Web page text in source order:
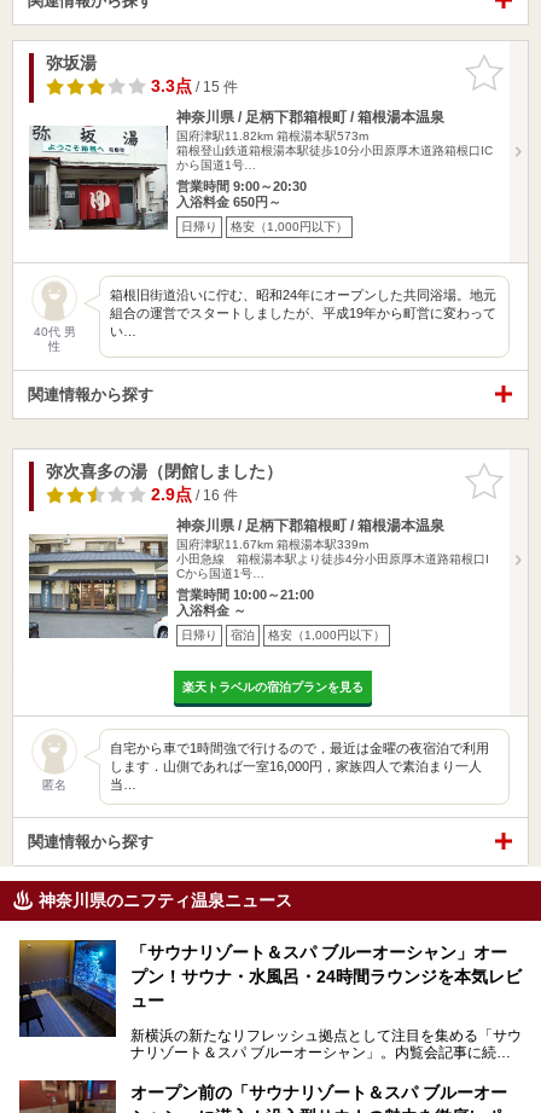
お気に入
りに追加
弥坂湯
3.3点/ 15 件
神奈川県 / 足柄下郡箱根町 / 箱根湯本温泉
国府津駅11.82km 箱根湯本駅573m
箱根登山鉄道箱根湯本駅徒歩10分小田原厚木道路箱根口IC
から国道1号…
営業時間 9:00～20:30
入浴料金 650円～
日帰り 格安（1,000円以下）
40代 男
性
箱根旧街道沿いに佇む、昭和24年にオープンした共同浴場。地元
組合の運営でスタートしましたが、平成19年から町営に変わって
い…
関連情報から探す
お気に入
りに追加
弥次喜多の湯（閉館しました）
2.9点/ 16 件
神奈川県 / 足柄下郡箱根町 / 箱根湯本温泉
国府津駅11.67km 箱根湯本駅339m
小田急線 箱根湯本駅より徒歩4分小田原厚木道路箱根口I
Cから国道1号…
営業時間 10:00～21:00
入浴料金 ～
日帰り 宿泊 格安（1,000円以下）
楽天トラベルの宿泊プランを見る
匿名
自宅から車で1時間強で行けるので，最近は金曜の夜宿泊で利用
します．山側であれば一室16,000円，家族四人で素泊まり一人
当…
関連情報から探す
神奈川県のニフティ温泉ニュース
「サウナリゾート＆スパ ブルーオーシャン」オー
プン！サウナ・水風呂・24時間ラウンジを本気レビ
ュー
新横浜の新たなリフレッシュ拠点として注目を集める「サウ
ナリゾート＆スパ ブルーオーシャン」。内覧会記事に続
す。サウナや水風呂の気持ちよさはもちろん、リラックスス
ペースの過ごしやすさまで徹底チェック。新横浜エリアで日
オープン前の「サウナリゾート＆スパ ブルーオー